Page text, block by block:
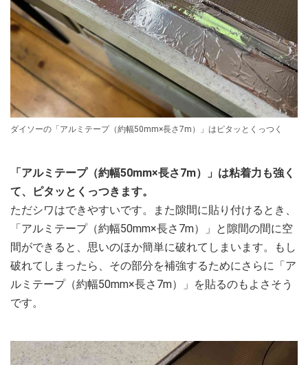
ダイソーの「アルミテープ（約幅50mm×長さ7m）」はピタッとくっつく
「アルミテープ（約幅50mm×長さ7m）」は粘着力も強く
て、ピタッとくっつきます。
ただシワはできやすいです。また隙間に貼り付けるとき、
「アルミテープ（約幅50mm×長さ7m）」と隙間の間に空
間ができると、思いのほか簡単に破れてしまいます。もし
破れてしまったら、その部分を補強するためにさらに「ア
ルミテープ（約幅50mm×長さ7m）」を貼るのもよさそう
です。